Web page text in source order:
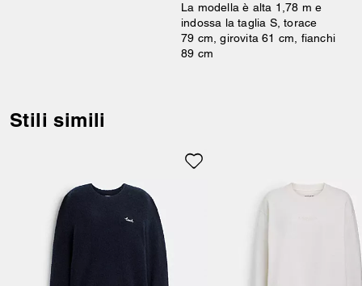
La modella è alta 1,78 m e
indossa la taglia S, torace
79 cm, girovita 61 cm, fianchi
89 cm
Stili simili